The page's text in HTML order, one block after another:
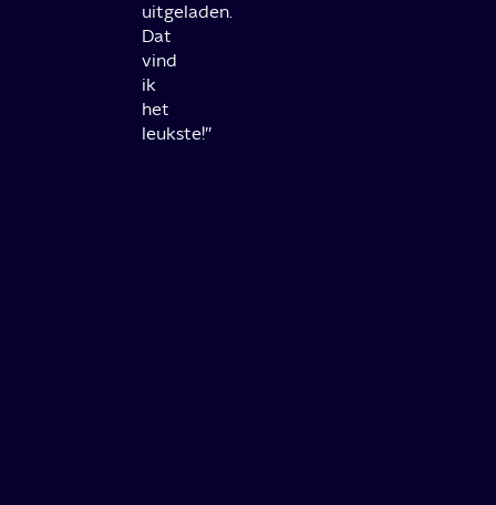
uitgeladen.
Dat
vind
ik
het
leukste!’’